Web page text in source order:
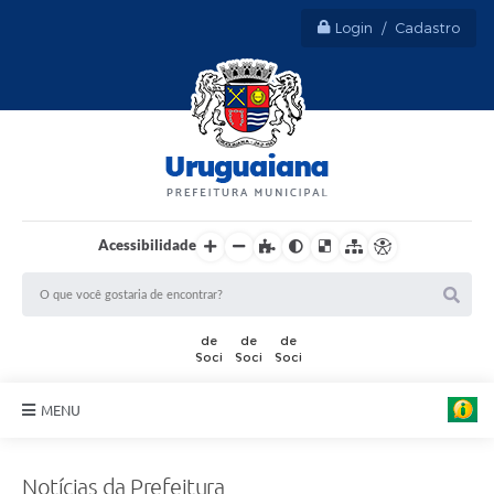
Login / Cadastro
Acessibilidade
MENU
Notícias da Prefeitura